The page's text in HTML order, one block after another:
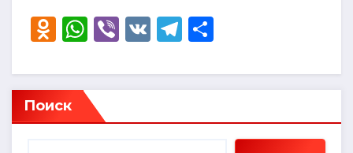
O
n
o
kl
W
at
s
A
Vi
er
V
T
e
a
р
в
Поиск